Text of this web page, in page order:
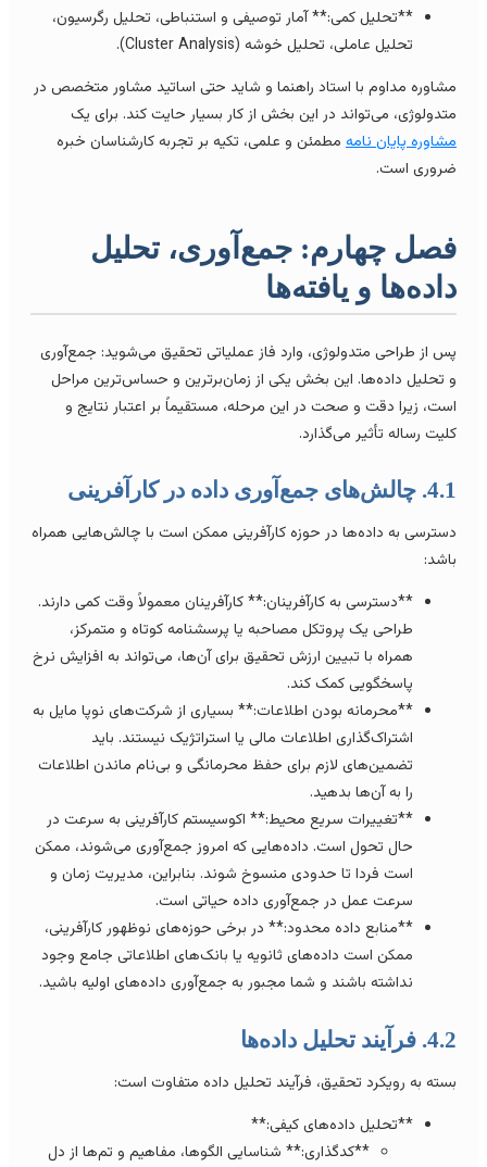
**تحلیل کمی:** آمار توصیفی و استنباطی، تحلیل رگرسیون،
تحلیل عاملی، تحلیل خوشه (Cluster Analysis).
مداوم با استاد راهنما و شاید حتی اساتید مشاور متخصص در
می‌تواند در این بخش از کار بسیار حایت کند. برای یک
پایان نامهمطمئن و علمی، تکیه بر تجربه کارشناسان خبره
است.
چهارم: جمع‌آوری، تحلیل
و یافته‌ها
از طراحی متدولوژی، وارد فاز عملیاتی تحقیق می‌شوید: جمع‌آوری
تحلیل داده‌ها. این بخش یکی از زمان‌برترین و حساس‌ترین مراحل
زیرا دقت و صحت در این مرحله، مستقیماً بر اعتبار نتایج و
رساله تأثیر می‌گذارد.
به داده‌ها در حوزه کارآفرینی ممکن است با چالش‌هایی همراه
**دسترسی به کارآفرینان:** کارآفرینان معمولاً وقت کمی دارند.
طراحی یک پروتکل مصاحبه یا پرسشنامه کوتاه و متمرکز،
همراه با تبیین ارزش تحقیق برای آن‌ها، می‌تواند به افزایش نرخ
پاسخگویی کمک کند.
**محرمانه بودن اطلاعات:** بسیاری از شرکت‌های نوپا مایل به
اشتراک‌گذاری اطلاعات مالی یا استراتژیک نیستند. باید
تضمین‌های لازم برای حفظ محرمانگی و بی‌نام ماندن اطلاعات
را به آن‌ها بدهید.
**تغییرات سریع محیط:** اکوسیستم کارآفرینی به سرعت در
حال تحول است. داده‌هایی که امروز جمع‌آوری می‌شوند، ممکن
است فردا تا حدودی منسوخ شوند. بنابراین، مدیریت زمان و
سرعت عمل در جمع‌آوری داده حیاتی است.
**منابع داده محدود:** در برخی حوزه‌های نوظهور کارآفرینی،
ممکن است داده‌های ثانویه یا بانک‌های اطلاعاتی جامع وجود
نداشته باشند و شما مجبور به جمع‌آوری داده‌های اولیه باشید.
به رویکرد تحقیق، فرآیند تحلیل داده متفاوت است:
**تحلیل داده‌های کیفی:**
**کدگذاری:** شناسایی الگوها، مفاهیم و تم‌ها از دل